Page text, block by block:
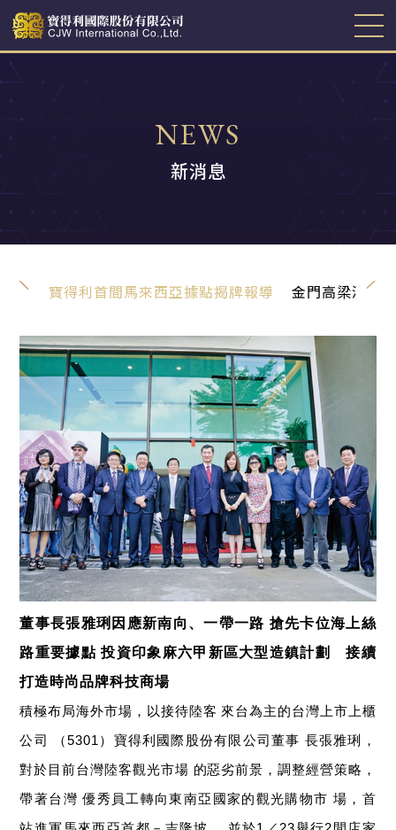
企業社會責任
影音專區
聯絡我們
繁中
EN
NEWS
新消息
務 寶得利首間馬來西亞據點揭牌報導 金門高梁酒 限
董事長張雅琍因應新南向、一帶一路 搶先卡位海上絲
路重要據點 投資印象麻六甲新區大型造鎮計劃 接續
打造時尚品牌科技商場
積極布局海外市場，以接待陸客 來台為主的台灣上市上櫃
公司
（5301 ）寶得利國際股份有限公司董事 長張雅琍，
對於目前台灣陸客觀光市場 的惡劣前景，調整經營策略，
帶著台灣 優秀員工轉向東南亞國家的觀光購物市 場，首